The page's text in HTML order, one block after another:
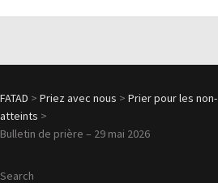
FATAD >Priez avec nous >Prier pour les non-
atteints >
Bulletin de prière – 29 mai 2026
Search